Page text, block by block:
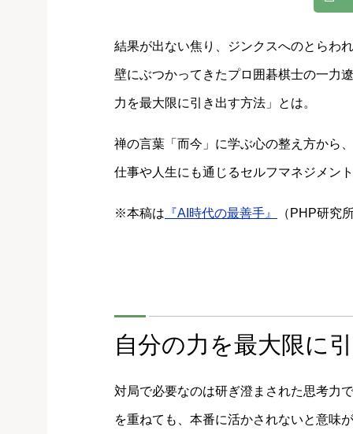
結果が出ない焦り、ジンクスへのとら
壁にぶつかってきたプロ囲碁棋士の一力
力を最大限に引き出す方法」とは。
禅の言葉「而今」に学ぶ心の整え方から
仕事や人生にも通じるセルフマネジメン
※本稿は 『AI時代の最善手』 （PHP研究
自分の力を最大限に
対局で必要なのは研ぎ澄まされた思考力
を重ねても、本番に活かされないと意味